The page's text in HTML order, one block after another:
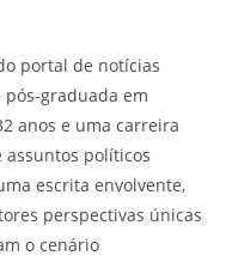
portal de notícias
pós-graduada em
anos e uma carreira
políticos
escrita envolvente,
perspectivas únicas
o cenário